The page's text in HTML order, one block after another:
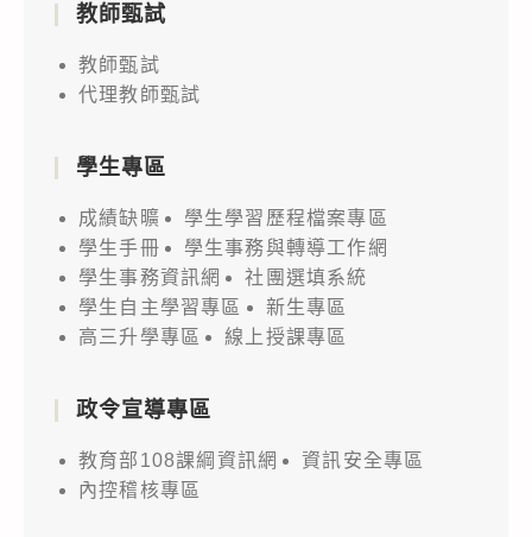
教師甄試
教師甄試
代理教師甄試
學生專區
成績缺曠
學生學習歷程檔案專區
學生手冊
學生事務與轉導工作網
學生事務資訊網
社團選填系統
學生自主學習專區
新生專區
高三升學專區
線上授課專區
政令宣導專區
教育部108課綱資訊網
資訊安全專區
內控稽核專區